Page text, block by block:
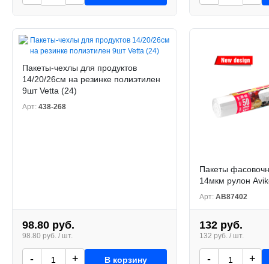
Пакеты-чехлы для продуктов
14/20/26см на резинке полиэтилен
9шт Vetta (24)
Арт: 438-268
98.80 руб.
98.80 руб. / шт.
- + В корзину
Пакеты
14мкм рулон
Арт: АВ87402
132 руб.
132 руб. / шт.
- +